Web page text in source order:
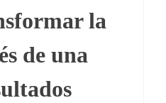
la
de una